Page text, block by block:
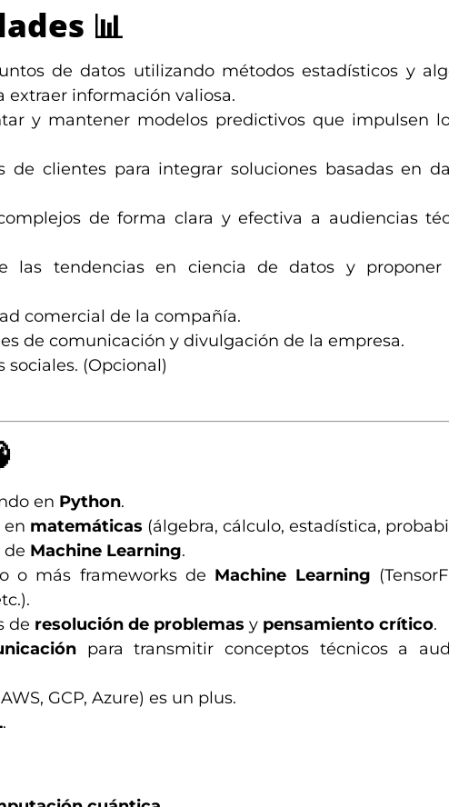
📊
de datos utilizando métodos estadísticos y
extraer información valiosa.
y mantener modelos predictivos que impulsen
de clientes para integrar soluciones basadas en
de forma clara y efectiva a audiencias
las tendencias en ciencia de datos y proponer
comercial de la compañía.
de comunicación y divulgación de la empresa.
(Opcional)
en Python.
en matemáticas (álgebra, cálculo, estadística,
de Machine Learning.
o más frameworks de Machine Learning
de resolución de problemas y pensamiento crítico.
para transmitir conceptos técnicos a
GCP, Azure) es un plus.
.